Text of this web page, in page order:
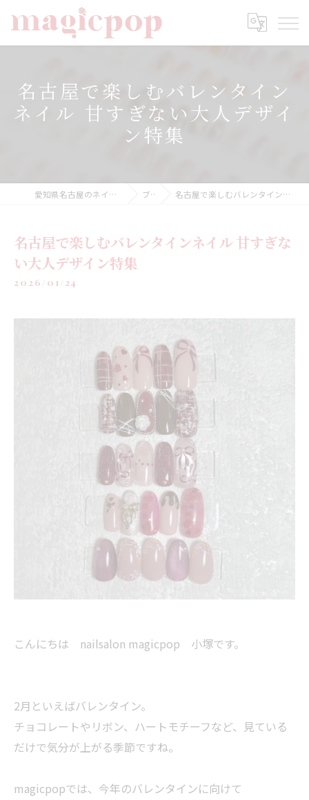
名古屋で楽しむバレンタイン
ネイル 甘すぎない大人デザイ
ン特集
愛知県名古屋のネイルならnailsalon magicpop ブログ 名古屋で楽しむバレンタインネイル 甘すぎない大人デザイン特集
名古屋で楽しむバレンタインネイル 甘すぎな
い大人デザイン特集
2026/01/24
こんにちは nailsalon magicpop 小塚です。
2月といえばバレンタイン。
チョコレートやリボン、ハートモチーフなど、見ている
だけで気分が上がる季節ですね。
magicpopでは、今年のバレンタインに向けて